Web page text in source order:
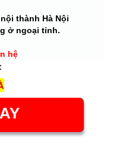
thành Hà Nội
ở ngoại tỉnh.
hệ